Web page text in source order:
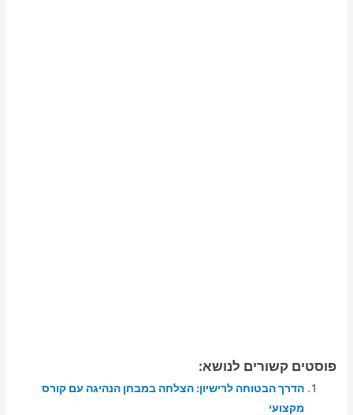
פוסטים קשורים לנושא:
הדרך הבטוחה לרישיון: הצלחה במבחן הנהיגה עם קורס
מקצועי